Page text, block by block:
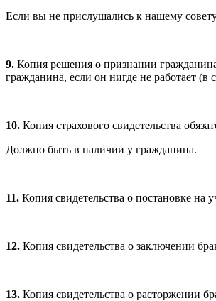
Если вы не прислушались к нашему
9. Копия решения о признании
гражданина, если он нигде не работает
10. Копия страхового свидетельства
Должно быть в наличии у гражданина.
11. Копия свидетельства о постановке
12. Копия свидетельства о заключении
13. Копия свидетельства о расторжении